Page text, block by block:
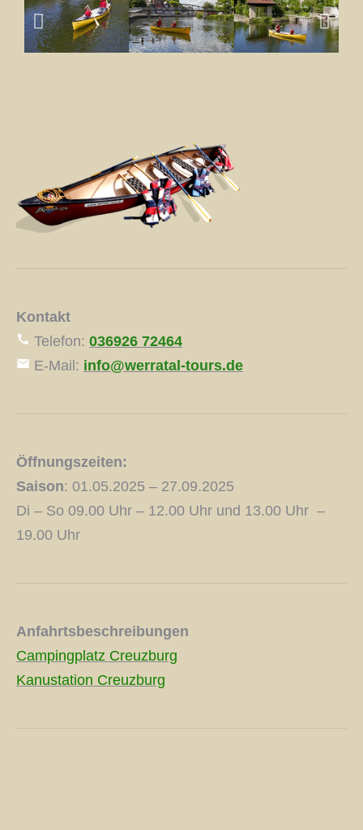
Kontakt
Telefon: 036926 72464
E-Mail: info@werratal-tours.de
Öffnungszeiten:
Saison: 01.05.2025 – 27.09.2025
Di – So 09.00 Uhr – 12.00 Uhr und 13.00 Uhr –
19.00 Uhr
Anfahrtsbeschreibungen
Campingplatz Creuzburg
Kanustation Creuzburg